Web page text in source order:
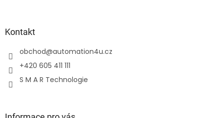
Kontakt
obchod@automation4u.cz
+420 605 411 111
S M A R Technologie